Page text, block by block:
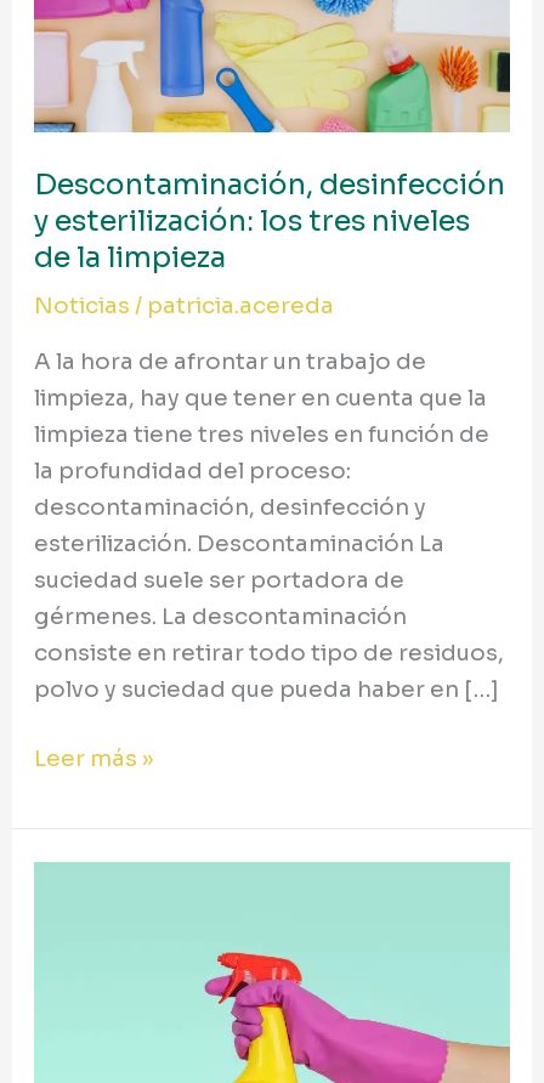
Descontaminación, desinfección
y esterilización: los tres niveles
de la limpieza
Noticias / patricia.acereda
A la hora de afrontar un trabajo de
limpieza, hay que tener en cuenta que la
limpieza tiene tres niveles en función de
la profundidad del proceso:
descontaminación, desinfección y
esterilización. Descontaminación La
suciedad suele ser portadora de
gérmenes. La descontaminación
consiste en retirar todo tipo de residuos,
polvo y suciedad que pueda haber en […]
los
niveles
de
la
limpieza
Leer más »